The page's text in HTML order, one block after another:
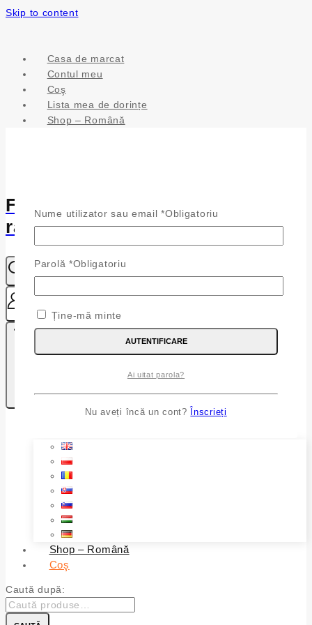
Skip to content
Casa de marcat
Contul meu
Coş
Lista mea de dorințe
Shop – Română
Fülönfüggő - Csillogás a
ragyogásodhoz
Kosaram
Shop – Română
Coş
Caută după:
Nume utilizator sau email*Obligatoriu
Parolă *Obligatoriu
Ține-mă minte
AUTENTIFICARE
Ai uitat parola?
Nu aveți încă un cont? Înscrieți